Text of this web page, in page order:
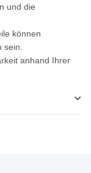
und die
können
anhand Ihrer